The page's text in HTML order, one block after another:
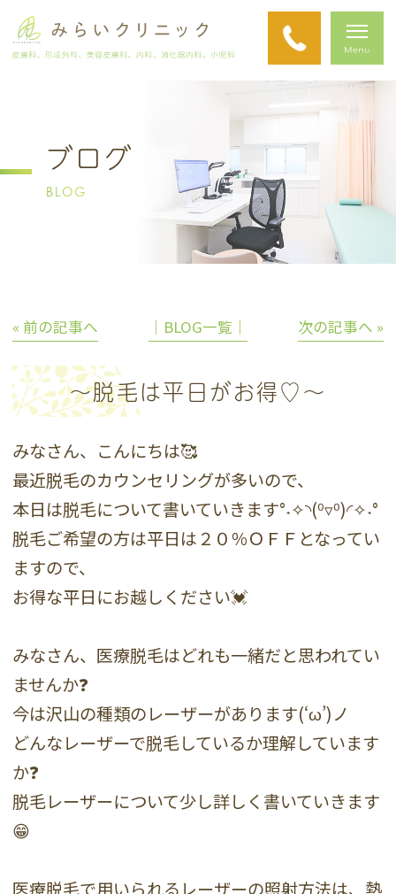
ブログ
BLOG
« 前の記事へ │BLOG一覧│ 次の記事へ »
～脱毛は平日がお得♡～
みなさん、こんにちは🥰
最近脱毛のカウンセリングが多いので、
本日は脱毛について書いていきます°˖✧◝(⁰▿⁰)◜✧˖°
脱毛ご希望の方は平日は２０％ＯＦＦとなってい
ますので、
お得な平日にお越しください💓
みなさん、医療脱毛はどれも一緒だと思われてい
ませんか❓
今は沢山の種類のレーザーがあります(‘ω’)ノ
どんなレーザーで脱毛しているか理解しています
か❓
脱毛レーザーについて少し詳しく書いていきます
😁
医療脱毛で用いられるレーザーの照射方法は、 熱